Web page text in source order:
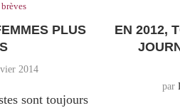
PLUS
2014
sont toujours
EN 2012,
par